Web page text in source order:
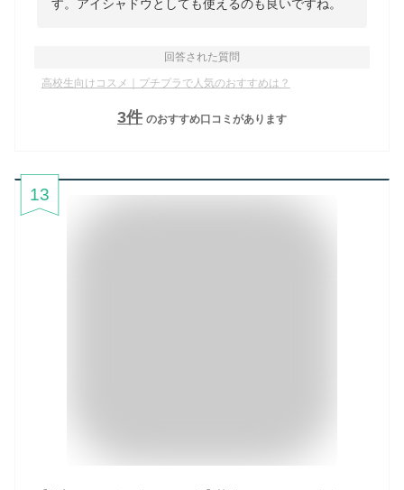
す。アイシャドウとしても使えるのも良いですね。
回答された質問
高校生向けコスメ｜プチプラで人気のおすすめは？
3件 のおすすめ口コミがあります
13